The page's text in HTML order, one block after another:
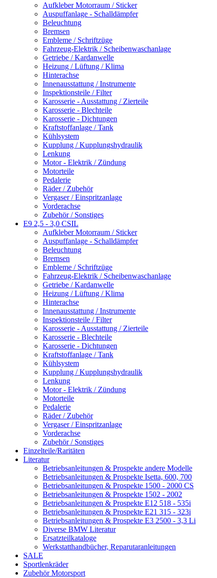
Aufkleber Motorraum / Sticker
Auspuffanlage - Schalldämpfer
Beleuchtung
Bremsen
Embleme / Schriftzüge
Fahrzeug-Elektrik / Scheibenwaschanlage
Getriebe / Kardanwelle
Heizung / Lüftung / Klima
Hinterachse
Innenausstattung / Instrumente
Inspektionsteile / Filter
Karosserie - Ausstattung / Zierteile
Karosserie - Blechteile
Karosserie - Dichtungen
Kraftstoffanlage / Tank
Kühlsystem
Kupplung / Kupplungshydraulik
Lenkung
Motor - Elektrik / Zündung
Motorteile
Pedalerie
Räder / Zubehör
Vergaser / Einspritzanlage
Vorderachse
Zubehör / Sonstiges
E9 2,5 - 3,0 CSIL
Aufkleber Motorraum / Sticker
Auspuffanlage - Schalldämpfer
Beleuchtung
Bremsen
Embleme / Schriftzüge
Fahrzeug-Elektrik / Scheibenwaschanlage
Getriebe / Kardanwelle
Heizung / Lüftung / Klima
Hinterachse
Innenausstattung / Instrumente
Inspektionsteile / Filter
Karosserie - Ausstattung / Zierteile
Karosserie - Blechteile
Karosserie - Dichtungen
Kraftstoffanlage / Tank
Kühlsystem
Kupplung / Kupplungshydraulik
Lenkung
Motor - Elektrik / Zündung
Motorteile
Pedalerie
Räder / Zubehör
Vergaser / Einspritzanlage
Vorderachse
Zubehör / Sonstiges
Einzelteile/Raritäten
Literatur
Betriebsanleitungen & Prospekte andere Modelle
Betriebsanleitungen & Prospekte Isetta, 600, 700
Betriebsanleitungen & Prospekte 1500 - 2000 CS
Betriebsanleitungen & Prospekte 1502 - 2002
Betriebsanleitungen & Prospekte E12 518 - 535i
Betriebsanleitungen & Prospekte E21 315 - 323i
Betriebsanleitungen & Prospekte E3 2500 - 3,3 Li
Diverse BMW Literatur
Ersatzteilkataloge
Werkstatthandbücher, Reparutaranleitungen
SALE
Sportlenkräder
Zubehör Motorsport